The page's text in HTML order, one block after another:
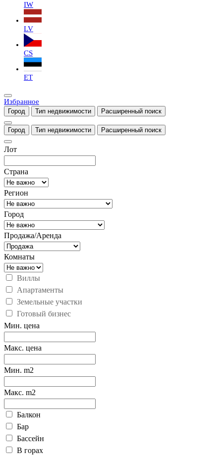
IW
LV
CS
ET
Избранное
Город Тип недвижимости Расширенный поиск
Город Тип недвижимости Расширенный поиск
Лот
Страна
Регион
Город
Продажа/Аренда
Комнаты
Виллы
Апартаменты
Земельные участки
Готовый бизнес
Мин. цена
Макс. цена
Мин. m2
Макс. m2
Балкон
Бар
Бассейн
В горах